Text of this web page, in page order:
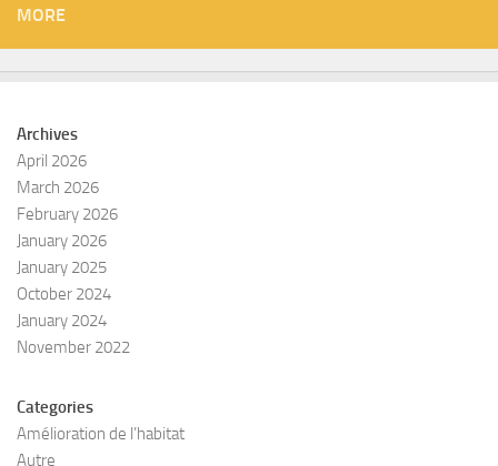
MORE
Archives
April 2026
March 2026
February 2026
January 2026
January 2025
October 2024
January 2024
November 2022
Categories
Amélioration de l’habitat
Autre